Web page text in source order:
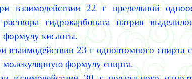
взаимодействии 22 г предельной
раствора гидрокарбоната натрия
формулу кислоты.
взаимодействии 23 г одноатомного спирта
молекулярную формулу спирта.